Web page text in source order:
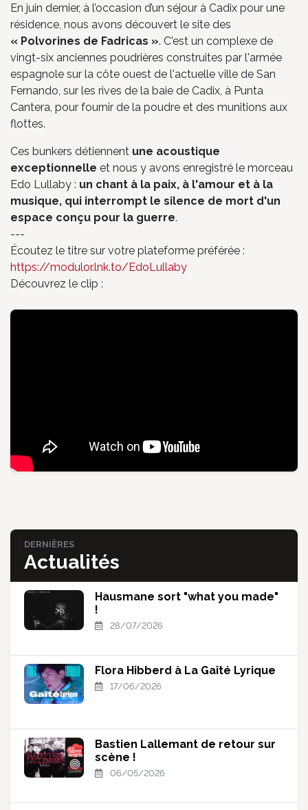
En juin dernier, à l’occasion d’un séjour à Cadix pour une
résidence, nous avons découvert le site des
« Polvorines de Fadricas ». C'est un complexe de
vingt-six anciennes poudrières construites par l'armée
espagnole sur la côte ouest de l'actuelle ville de San
Fernando, sur les rives de la baie de Cadix, à Punta
Cantera, pour fournir de la poudre et des munitions aux
flottes.
Ces bunkers détiennent une acoustique
exceptionnelle et nous y avons enregistré le morceau
Edo Lullaby : un chant à la paix, à l'amour et à la
musique, qui interrompt le silence de mort d'un
espace conçu pour la guerre.
---
Écoutez le titre sur votre plateforme préférée :
https://modulor.lnk.to/EdoLullaby
Découvrez le clip :
DERNIÈRES
Actualités
Hausmane sort "what you made"
!
28/07/2026
Flora Hibberd à La Gaîté Lyrique
17/06/2026
Bastien Lallemant de retour sur
scène !
06/05/2026